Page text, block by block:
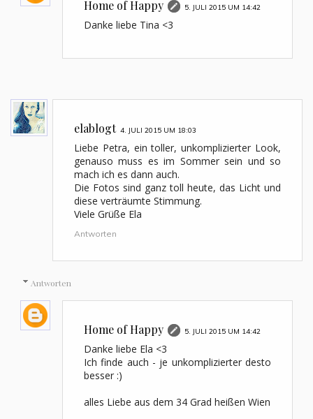
Home of Happy 5. JULI 2015 UM 14:42
Danke liebe Tina <3
elablogt 4. JULI 2015 UM 18:03
Liebe Petra, ein toller, unkomplizierter Look,
genauso muss es im Sommer sein und so
mach ich es dann auch.
Die Fotos sind ganz toll heute, das Licht und
diese verträumte Stimmung.
Viele Grüße Ela
Antworten
Antworten
Home of Happy 5. JULI 2015 UM 14:42
Danke liebe Ela <3
Ich finde auch - je unkomplizierter desto
besser :)
alles Liebe aus dem 34 Grad heißen Wien